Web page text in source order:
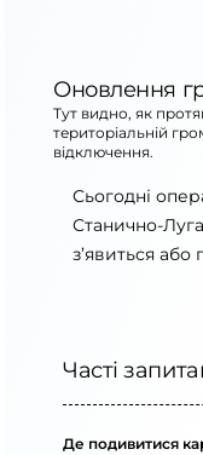
Оновлення
Тут видно, як
територіальній
відключення.
Сьогодні
Станично-
з’явиться
Часті
Де подивитися